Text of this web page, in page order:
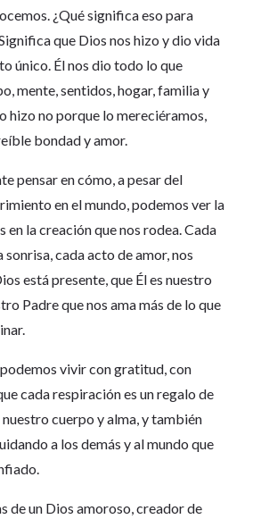
¿Qué significa eso para
que Dios nos hizo y dio vida
único. Él nos dio todo lo que
mente, sentidos, hogar, familia y
hizo no porque lo mereciéramos,
bondad y amor.
pensar en cómo, a pesar del
en el mundo, podemos ver la
en la creación que nos rodea. Cada
sonrisa, cada acto de amor, nos
está presente, que Él es nuestro
Padre que nos ama más de lo que
podemos vivir con gratitud, con
cada respiración es un regalo de
cuerpo y alma, y también
a los demás y al mundo que
de un Dios amoroso, creador de